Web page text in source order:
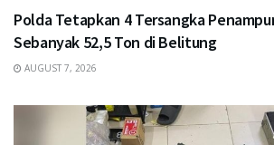
Polda Tetapkan 4 Tersangka
Sebanyak 52,5 Ton di Belitung
AUGUST 7, 2026